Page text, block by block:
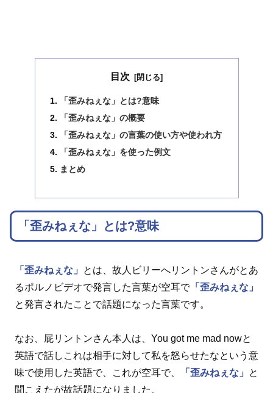
目次
「歪みねぇな」とは?意味
「歪みねぇな」の概要
「歪みねぇな」の言葉の使い方や使われ方
「歪みねぇな」を使った例文
まとめ
「歪みねぇな」とは?意味
「歪みねぇな」
とは、故人ビリーへリントンさんがとあ
るポルノビデオで発言した言葉が空耳で「歪みねぇな」
と発言されたことで話題になった言葉です。
なお、屁リントンさん本人は、You got me mad nowと
英語で話しこれは相手に対して私を怒らせたなという意
味で使用した英語で、これが空耳で、
「歪みねぇな」
と
聞こえたが故話題になりました。